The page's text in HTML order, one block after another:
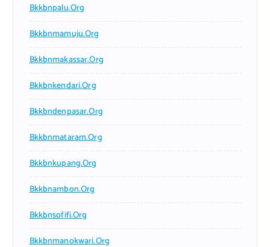
Bkkbnpalu.org
Bkkbnmamuju.org
Bkkbnmakassar.org
Bkkbnkendari.org
Bkkbndenpasar.org
Bkkbnmataram.org
Bkkbnkupang.org
Bkkbnambon.org
Bkkbnsofifi.org
Bkkbnmanokwari.org